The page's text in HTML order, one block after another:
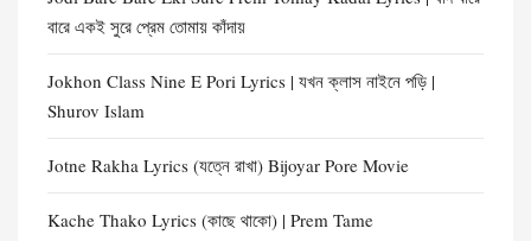
বারে একই সুরে প্রেম তোমায় কাঁদায়
Jokhon Class Nine E Pori Lyrics | যখন ক্লাস নাইনে পড়ি |
Shurov Islam
Jotne Rakha Lyrics (যত্নে রাখা) Bijoyar Pore Movie
Kache Thako Lyrics (কাছে থাকো) | Prem Tame